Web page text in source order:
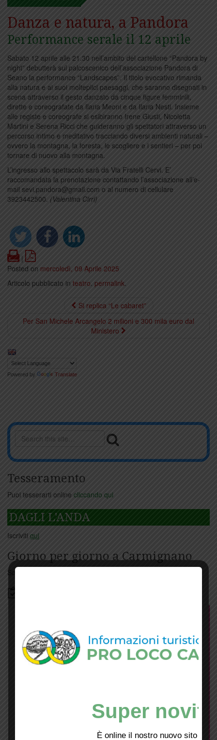
Danza e natura, a Pandora
Performance serale il 12 aprile
Sabato 12 aprile alle 21.30 nell’ambito del cartellone “Pandora by
night” debutterà sul palcoscenico dell’associazione Pandora di
Seano la performance “Landscapes”. Il titolo evocativo rimanda
alla natura e ai suoi molteplici paesaggi, che saranno disegnati in
scena attraverso il gesto danzato da cinque figure femminili,
dirette e coreografate da Ilaria Meoni e da Ilaria Nesti. Insieme
alle registe e coreografe si esibiranno Irene Giusti, Nicoletta
Martini e Serena Ricci che guideranno gli spettatori attraverso un
percorso intimo e meditativo tracciando diversi ambienti naturali –
ovvero la montagna, la foresta, le scogliere e i sentieri – per poi
tornare di nuovo alla montagna.
L’ingresso allo spettacolo sarà da Via Fratelli Cervi. E’
raccomandata la prenotazione contattando l’associazione all’e-
mail sevi.pandora@gmail.com o al numero di cellulare
3923442500. (Valentina Cirri)
Print
|
Posted on mercoledì, 09 Aprile 2025
Articolo pubblicato in teatro. permalink.
Si replica “Le cabaret”
Per San Michele Arcangelo 2 milioni e 300 mila euro dal
Ministero
Powered by Translate
Tesseramento
Puoi tesserarti online cliccando qui
DAGLI L'ANDA
Iscriviti qui
Giorno per giorno a Carmignano
Scopri tutti gli eventi
Super
È online il nostro nuovo sito web!